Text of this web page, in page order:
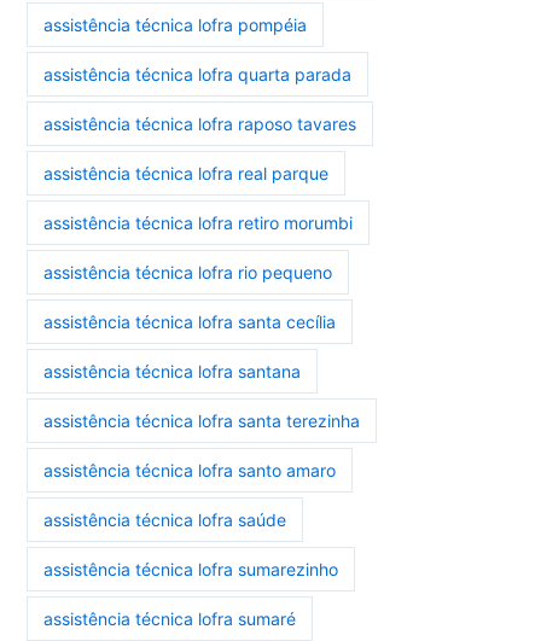
assistência técnica lofra pompéia
assistência técnica lofra quarta parada
assistência técnica lofra raposo tavares
assistência técnica lofra real parque
assistência técnica lofra retiro morumbi
assistência técnica lofra rio pequeno
assistência técnica lofra santa cecília
assistência técnica lofra santana
assistência técnica lofra santa terezinha
assistência técnica lofra santo amaro
assistência técnica lofra saúde
assistência técnica lofra sumarezinho
assistência técnica lofra sumaré